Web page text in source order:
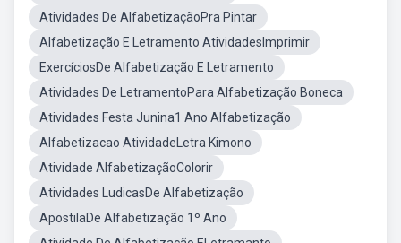
Atividades De AlfabetizaçãoPra Pintar
Alfabetização E Letramento AtividadesImprimir
ExercíciosDe Alfabetização E Letramento
Atividades De LetramentoPara Alfabetização Boneca
Atividades Festa Junina1 Ano Alfabetização
Alfabetizacao AtividadeLetra Kimono
Atividade AlfabetizaçãoColorir
Atividades LudicasDe Alfabetização
ApostilaDe Alfabetização 1º Ano